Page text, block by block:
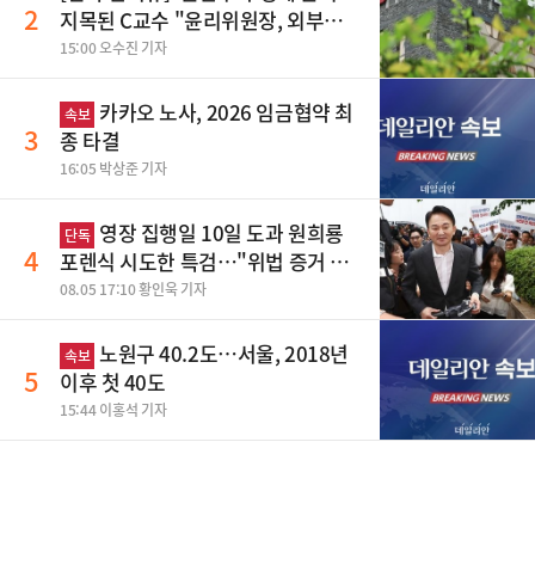
2
지목된 C교수 "윤리위원장, 외부와
논의 잘못된 행위"
15:00 오수진 기자
3
속보 카카오 노사, 2026 임금협약 최
종 타결
16:05 박상준 기자
4
단독 영장 집행일 10일 도과 원희룡
포렌식 시도한 특검…"위법 증거 수
집" 지적
08.05 17:10 황인욱 기자
5
속보 노원구 40.2도…서울, 2018년
이후 첫 40도
15:44 이홍석 기자